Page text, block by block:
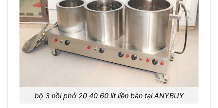
bộ 3 nồi phở 20 40 60 lít liền bàn tại ANYBUY